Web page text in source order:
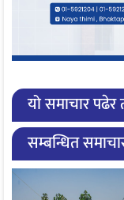
यो समाचार
सम्बन्धित